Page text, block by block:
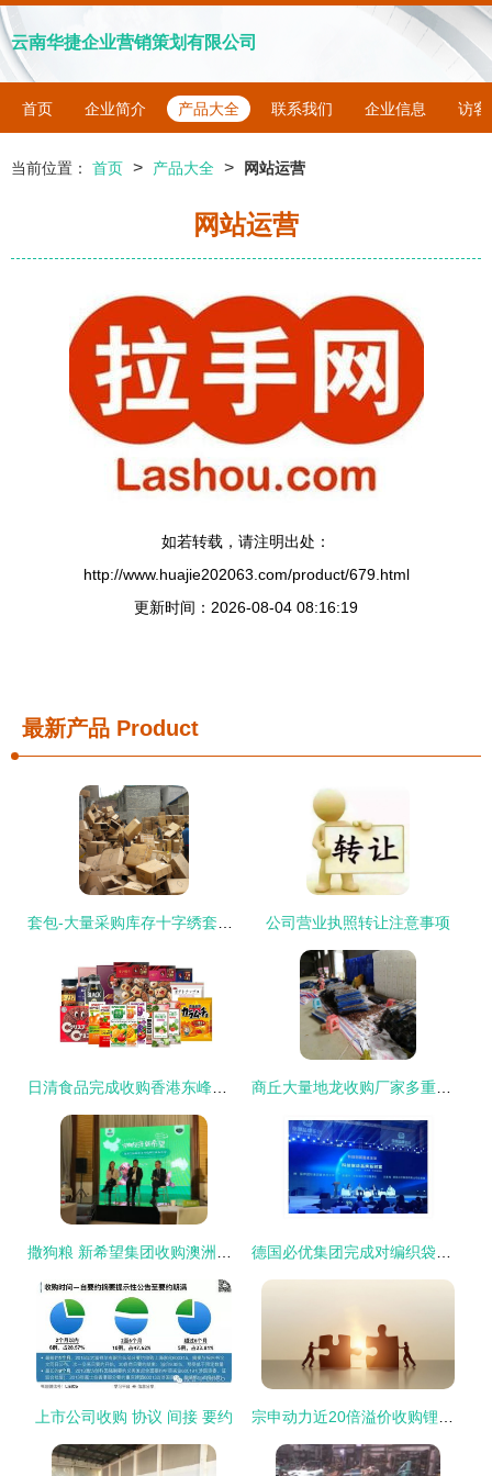
云南华捷企业营销策划有限公司
首页 企业简介 产品大全 联系我们 企业信息 访客
当前位置： 首页 > 产品大全 > 网站运营
网站运营
如若转载，请注明出处：
http://www.huajie202063.com/product/679.html
更新时间：2026-08-04 08:16:19
最新产品 Product
公司营业执照转让注意事项
上市公司收购 协议 间接 要约